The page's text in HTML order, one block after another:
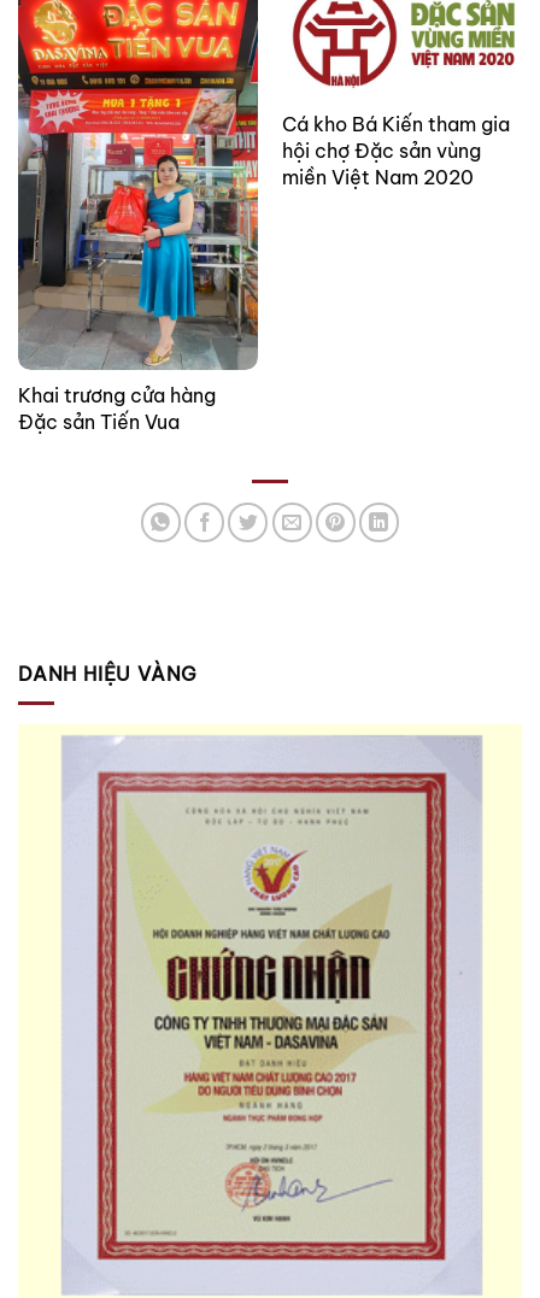
Khai trương cửa hàng
Đặc sản Tiến Vua
Cá kho Bá Kiến tham gia
hội chợ Đặc sản vùng
miền Việt Nam 2020
DANH HIỆU VÀNG